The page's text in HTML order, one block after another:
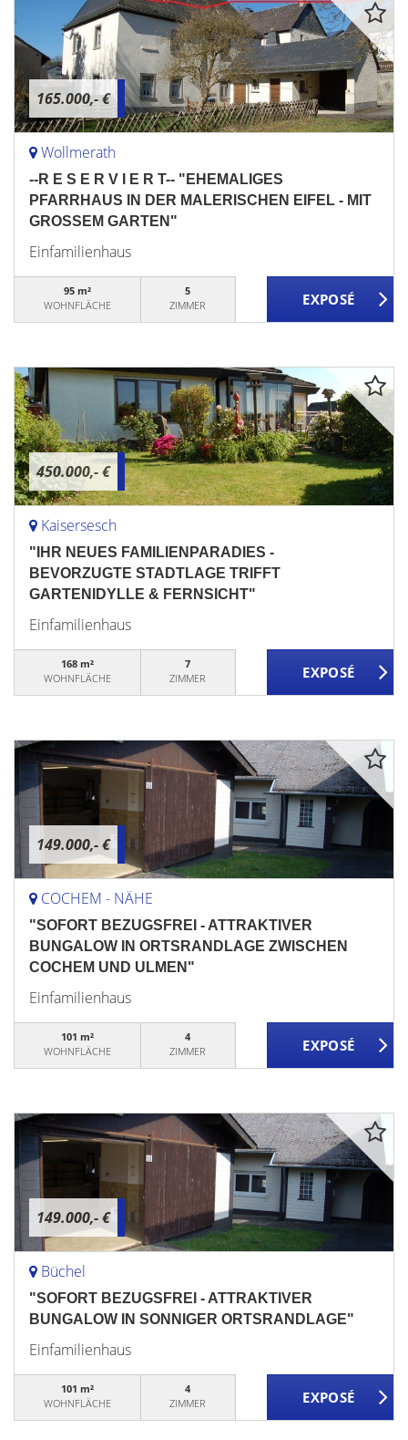
165.000,- €
Wollmerath
--R E S E R V I E R T-- "EHEMALIGES
PFARRHAUS IN DER MALERISCHEN EIFEL - MIT
GROSSEM GARTEN"
Einfamilienhaus
95 m²
WOHNFLÄCHE
5
ZIMMER
450.000,- €
Kaisersesch
"IHR NEUES FAMILIENPARADIES -
BEVORZUGTE STADTLAGE TRIFFT
GARTENIDYLLE & FERNSICHT"
Einfamilienhaus
168 m²
WOHNFLÄCHE
7
ZIMMER
149.000,- €
COCHEM - NÄHE
"SOFORT BEZUGSFREI - ATTRAKTIVER
BUNGALOW IN ORTSRANDLAGE ZWISCHEN
COCHEM UND ULMEN"
Einfamilienhaus
101 m²
WOHNFLÄCHE
4
ZIMMER
149.000,- €
Büchel
"SOFORT BEZUGSFREI - ATTRAKTIVER
BUNGALOW IN SONNIGER ORTSRANDLAGE"
Einfamilienhaus
101 m²
WOHNFLÄCHE
4
ZIMMER